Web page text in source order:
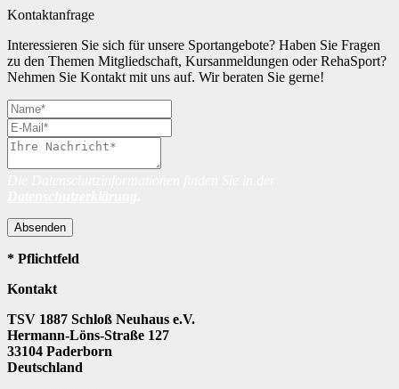
Kontaktanfrage
Interessieren Sie sich für unsere Sportangebote? Haben Sie Fragen
zu den Themen Mitgliedschaft, Kursanmeldungen oder RehaSport?
Nehmen Sie Kontakt mit uns auf. Wir beraten Sie gerne!
Absenden
* Pflichtfeld
Kontakt
TSV 1887 Schloß Neuhaus e.V.
Hermann-Löns-Straße 127
33104 Paderborn
Deutschland